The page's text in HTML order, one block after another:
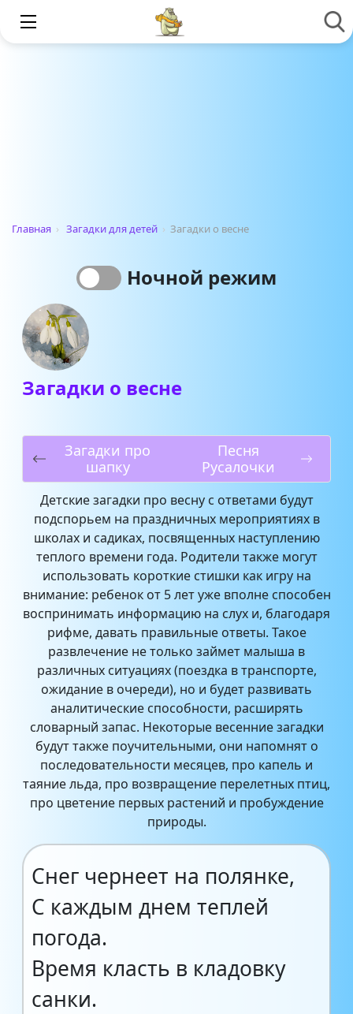
Главная › Загадки для детей › Загадки о весне
Ночной режим
Загадки о весне
Загадки про
шапку
Песня
Русалочки
Детские загадки про весну с ответами будут
подспорьем на праздничных мероприятиях в
школах и садиках, посвященных наступлению
теплого времени года. Родители также могут
использовать короткие стишки как игру на
внимание: ребенок от 5 лет уже вполне способен
воспринимать информацию на слух и, благодаря
рифме, давать правильные ответы. Такое
развлечение не только займет малыша в
различных ситуациях (поездка в транспорте,
ожидание в очереди), но и будет развивать
аналитические способности, расширять
словарный запас. Некоторые весенние загадки
будут также поучительными, они напомнят о
последовательности месяцев, про капель и
таяние льда, про возвращение перелетных птиц,
про цветение первых растений и пробуждение
природы.
Снег чернеет на полянке,
С каждым днем теплей
погода.
Время класть в кладовку
санки.